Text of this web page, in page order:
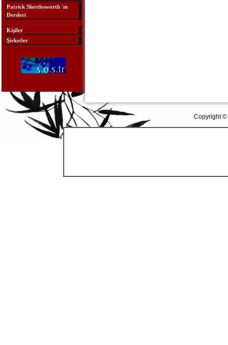
Patrick Shettlesworth 'ın
Dersleri
Kişiler
Şirketler
Copyright ©